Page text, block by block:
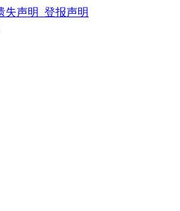
失声明_登报声明